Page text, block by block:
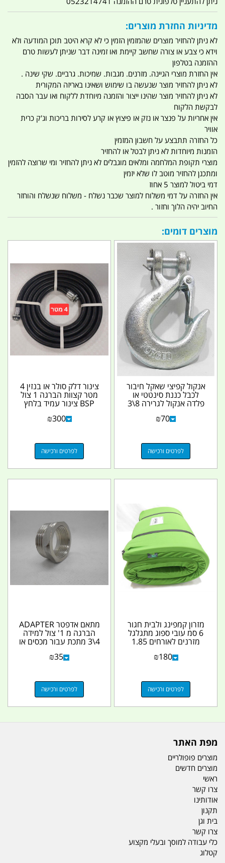
מדיניות החזרת מוצרים:
לא ניתן להחזיר מוצרים שהמזמין הזמין כי לא קרא היטב תוכן המודעה ולא
וידא כי צבע או צורה שחשב קיימת ואו זמינה דבר שניתן לעשות טרם
ההזמנה בטלפון
אין החזרת מוצרי הגיינה. מזרנים. מגבות. שמיכות. גרביים. שקי שינה .
לא ניתן להחזיר מוצר שנעשה בו שימוש ושאינו באריזה המקורית
לא ניתן להחזיר מוצר שהינו ייצור והזמנה מיוחדת ללקוח ואו עבר הסבה
לבקשת הלקוח
אין אחריות על פנצר או נזק או פיצוץ או קרע לסירות בריכות וג'ק כרית
אוויר
כל החזרה תתבצע על חשבון המזמין
הזמנות מיוחדות לא ניתן לבטל או להחזיר
מוצרי תקופת המלחמה ומלאים מוגבלים לא ניתן להחזיר ומי שרוצה להזמין
ומתכנן להחזיר מוטב לו שלא יזמין
דמי ביטול למוצר 5 אחוז
אין החזרה על דמי משלוח למוצר שכבר נשלח - משלוח שנשלח והוחזר
החיוב יהיה הלוך וחזור .
מוצרים דומים:
אנקול קפיצי שאקל חיבור
לכבל כננת סינטטי או
פלדה אנקול לגרירה 8\3
עם נועל קפיצי
₪70
לפרטים ורכישה
צינור דלק סולר או בנזין 4
מטר קצוות הברגה 1 צול
BSP צינור עמיד בלחץ
₪300
לפרטים ורכישה
מזרון קמפינג ולבית חגור
6 סמ עובי ספוג מתגלגל
מזרנים לאורחים 1.85
₪180
לפרטים ורכישה
מתאם אדפטר ADAPTER
הברגה מ 1' צול למידה
4\3 מתכת עבור מכסים או
₪35
לפרטים ורכישה
מפת האתר
מוצרים פופולריים
מוצרים חדשים
ראשי
צרו קשר
אודותינו
תקנון
בית וגן
צרו קשר
כלי עבודה למוסך ובעלי מקצוע
קטלוג